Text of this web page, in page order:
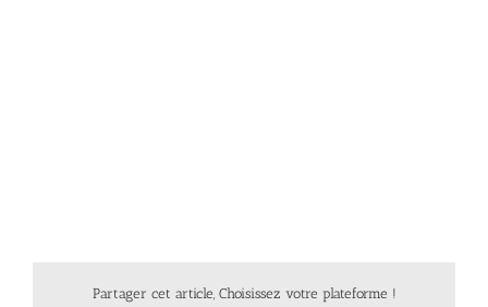
Partager cet article, Choisissez votre plateforme !